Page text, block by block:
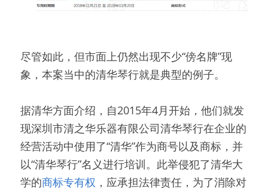
尽管如此，但市面上仍然出现不少“傍名牌”现
象，本案当中的清华琴行就是典型的例子。
据清华方面介绍，自2015年4月开始，他们就发
现深圳市清之华乐器有限公司清华琴行在企业的
经营活动中使用了“清华”作为商号以及商标，并
以“清华琴行”名义进行培训。此举侵犯了清华大
学的商标专有权 ，应承担法律责任，为了消除对